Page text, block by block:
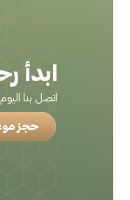
ابدأ
اتصل بنا
حجز